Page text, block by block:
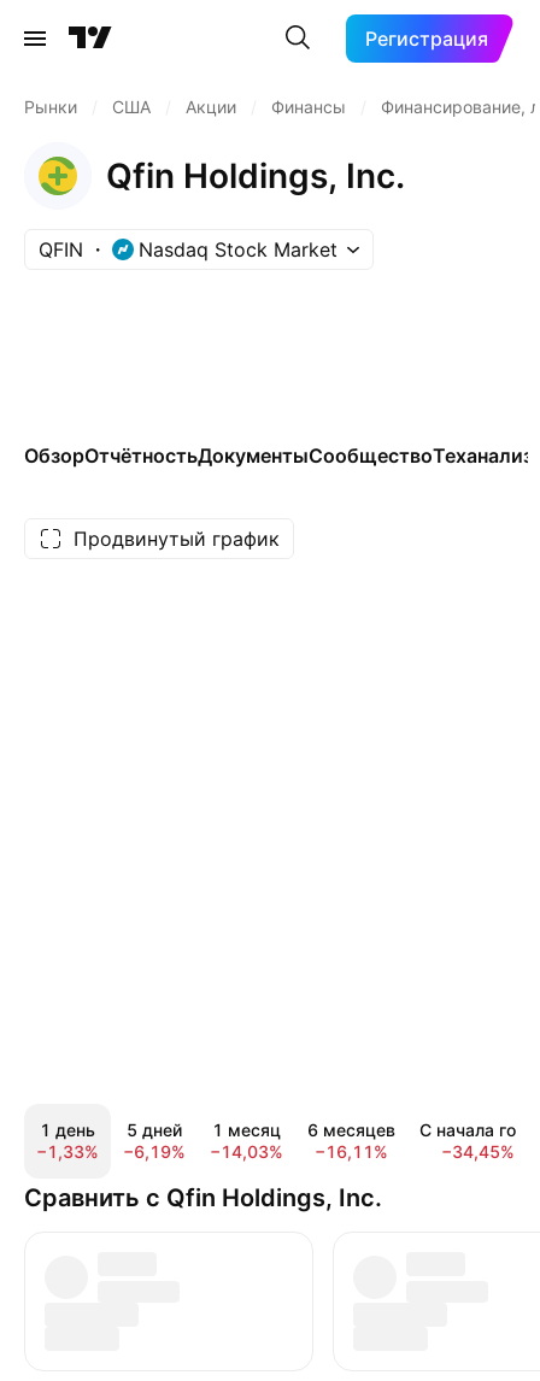
Регистрация
Рынки США Акции Финансы Финансирование,
Qfin Holdings, Inc.
QFIN Nasdaq Stock Market
ОбзорОтчётностьДокументыСообществоТеханализ
Продвинутый график
1 день
−1,33%
5 дней
−6,19%
1 месяц
−14,03%
6 месяцев
−16,11%
С начала года
−34,45%
Сравнить с Qfin Holdings, Inc.